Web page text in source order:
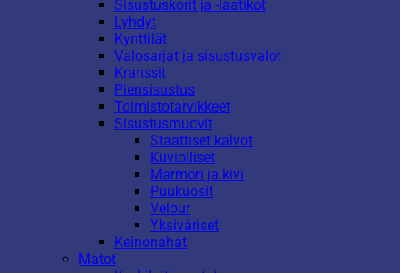
Sisustuskorit ja -laatikot
Lyhdyt
Kynttilät
Valosarjat ja sisustusvalot
Kranssit
Piensisustus
Toimistotarvikkeet
Sisustusmuovit
Staattiset kalvot
Kuviolliset
Marmori ja kivi
Puukuosit
Velour
Yksiväriset
Keinonahat
Matot